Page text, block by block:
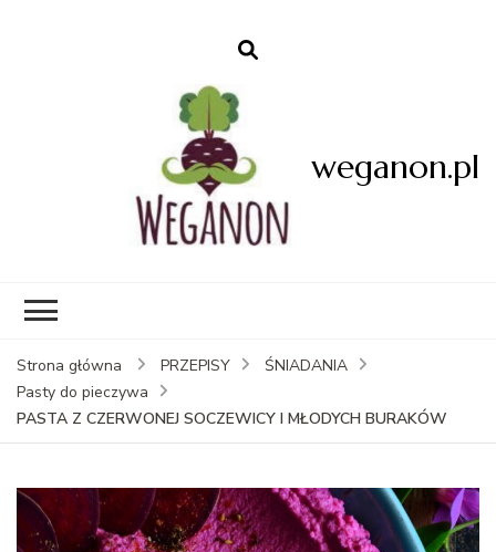
weganon.pl
Strona główna PRZEPISY
ŚNIADANIA
Pasty do pieczywa
PASTA Z CZERWONEJ SOCZEWICY I MŁODYCH BURAKÓW